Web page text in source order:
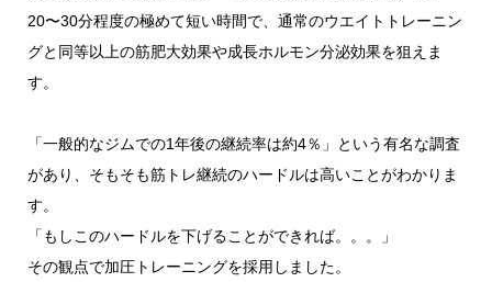
20〜30分程度の極めて短い時間で、通常のウエイトトレーニン
グと同等以上の筋肥大効果や成長ホルモン分泌効果を狙えま
す。
「一般的なジムでの1年後の継続率は約4％」という有名な調査
があり、そもそも筋トレ継続のハードルは高いことがわかりま
す。
「もしこのハードルを下げることができれば。。。」
その観点で加圧トレーニングを採用しました。